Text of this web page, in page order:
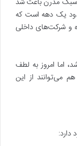
یک دهه است که
و شرکت‌های داخلی
اما امروز به لطف
می‌توانند از این
دارد: